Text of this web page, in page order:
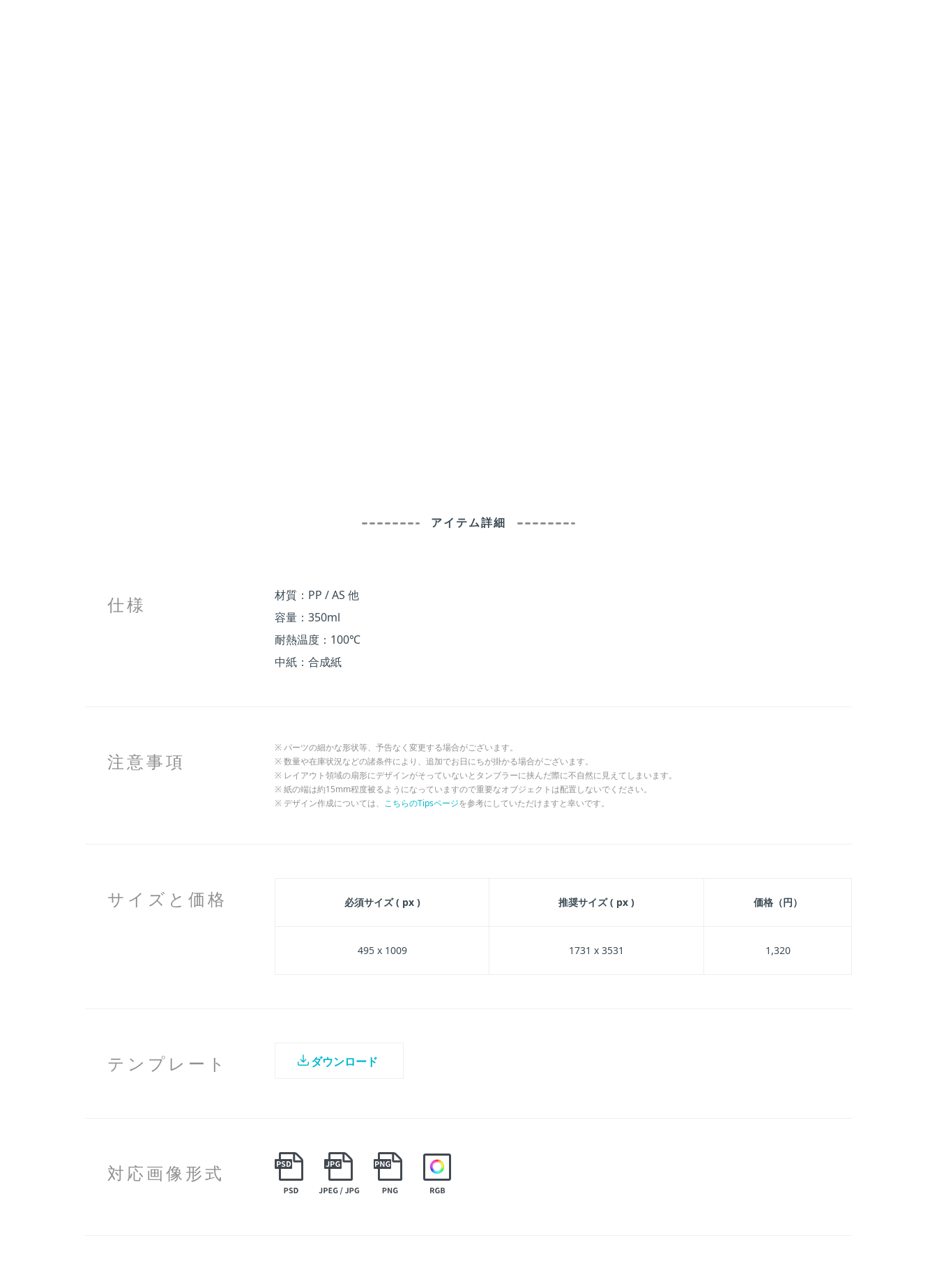
アイテム詳細
仕様
材質：PP / AS 他
容量：350ml
耐熱温度：100℃
中紙：合成紙
注意事項
パーツの細かな形状等、予告なく変更する場合がございます。
数量や在庫状況などの諸条件により、追加でお日にちが掛かる場合がございます。
レイアウト領域の扇形にデザインがそっていないとタンブラーに挟んだ際に不自然に見えてしまいます。
紙の端は約15mm程度被るようになっていますので重要なオブジェクトは配置しないでください。
デザイン作成については、 こちらのTipsページを参考にしていただけますと幸いです。
サイズと価格 必須サイズ ( px ) 推奨サイズ ( px ) 価格（円）
495 x 1009 1731 x 3531 1,320
テンプレート ダウンロード
対応画像形式